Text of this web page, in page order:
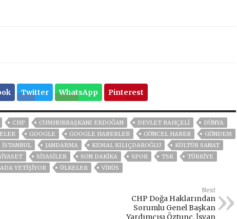
Twitter WhatsApp Pinterest
CHP CUMHURBAŞKANI ERDOĞAN DEVLET BAHÇELİ
DÜNYA
GOOGLE GOOGLE HABERLER GÜNCEL HABER
GÜNDEM
ISTANBUL JANDARMA KEMAL KILIÇDAROĞLU
KÜLTÜR SANAT
SİYASİLER SON DAKIKA SPOR TSK
TÜRKİYE
YETIŞIYOR
ÜLKELER VIRÜS
Next
CHP Doğa Haklarından
Sorumlu Genel Başkan
Yardımcısı Öztunç, İsyan